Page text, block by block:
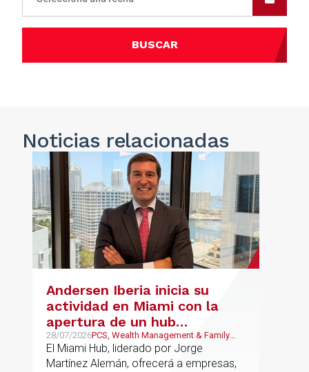
BUSCAR
Noticiasrelacionadas
Andersen Iberia inicia su
actividad en Miami con la
apertura de un hub
estratégico para reforzar el
asesoramiento fiscal, legal y
28/07/2026PCS, Wealth Management & Family
Business, Real Estate, Corporate and
M&A
El Miami Hub, liderado por Jorge
Martínez Alemán, ofrecerá a empresas,